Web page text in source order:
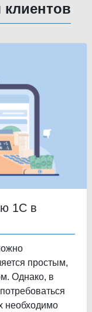
1С в
простым,
Однако, в
необходимо